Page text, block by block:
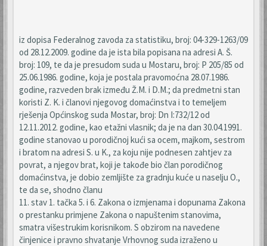
iz dopisa Federalnog zavoda za statistiku, broj: 04-329-1263/09
od 28.12.2009. godine da je ista bila popisana na adresi A. Š.
broj: 109, te da je presudom suda u Mostaru, broj: P 205/85 od
25.06.1986. godine, koja je postala pravomoćna 28.07.1986.
godine, razveden brak između Ž.M. i D.M.; da predmetni stan
koristi Z. K. i članovi njegovog domaćinstva i to temeljem
rješenja Općinskog suda Mostar, broj: Dn I:732/12 od
12.11.2012. godine, kao etažni vlasnik; da je na dan 30.04.1991.
godine stanovao u porodičnoj kući sa ocem, majkom, sestrom
i bratom na adresi S. u K., za koju nije podnesen zahtjev za
povrat, a njegov brat, koji je takođe bio član porodičnog
domaćinstva, je dobio zemljište za gradnju kuće u naselju O.,
te da se, shodno članu
11. stav 1. tačka 5. i 6. Zakona o izmjenama i dopunama Zakona
o prestanku primjene Zakona o napuštenim stanovima,
smatra višestrukim korisnikom. S obzirom na navedene
činjenice i pravno shvatanje Vrhovnog suda izraženo u